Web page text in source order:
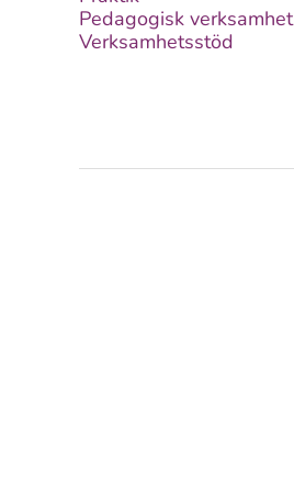
Pedagogisk verksamhet
Verksamhetsstöd